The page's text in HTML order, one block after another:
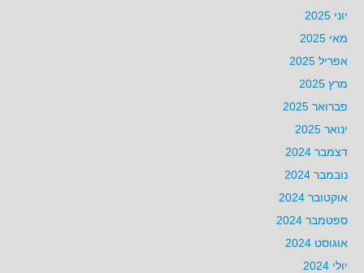
יוני 2025
מאי 2025
אפריל 2025
מרץ 2025
פברואר 2025
ינואר 2025
דצמבר 2024
נובמבר 2024
אוקטובר 2024
ספטמבר 2024
אוגוסט 2024
יולי 2024